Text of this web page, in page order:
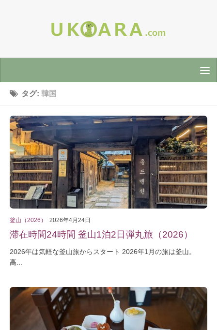
タグ:韓国
釜山（2026） 2026年4月24日
滞在時間24時間 釜山1泊2日弾丸旅（2026）
2026年は気軽な釜山旅からスタート 2026年1月の旅は釜山。
高...